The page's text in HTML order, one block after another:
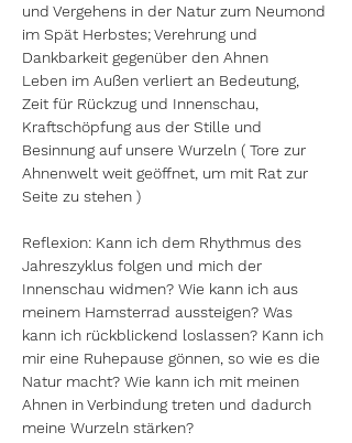
und Vergehens in der Natur zum Neumond
im Spät Herbstes; Verehrung und
Dankbarkeit gegenüber den Ahnen
Leben im Außen verliert an Bedeutung,
Zeit für Rückzug und Innenschau,
Kraftschöpfung aus der Stille und
Besinnung auf unsere Wurzeln ( Tore zur
Ahnenwelt weit geöffnet, um mit Rat zur
Seite zu stehen )
Reflexion: Kann ich dem Rhythmus des
Jahreszyklus folgen und mich der
Innenschau widmen? Wie kann ich aus
meinem Hamsterrad aussteigen? Was
kann ich rückblickend loslassen? Kann ich
mir eine Ruhepause gönnen, so wie es die
Natur macht? Wie kann ich mit meinen
Ahnen in Verbindung treten und dadurch
meine Wurzeln stärken?